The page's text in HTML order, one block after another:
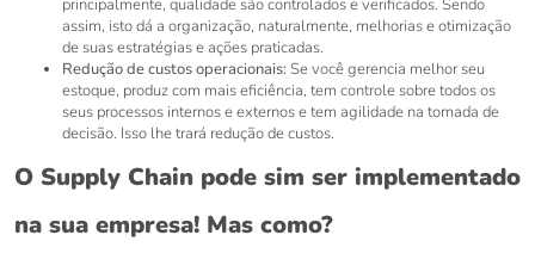
principalmente, qualidade são controlados e verificados. Sendo
assim, isto dá a organização, naturalmente, melhorias e otimização
de suas estratégias e ações praticadas.
Redução de custos operacionais: Se você gerencia melhor seu
estoque, produz com mais eficiência, tem controle sobre todos os
seus processos internos e externos e tem agilidade na tomada de
decisão. Isso lhe trará redução de custos.
O Supply Chain pode sim ser implementado
na sua empresa! Mas como?